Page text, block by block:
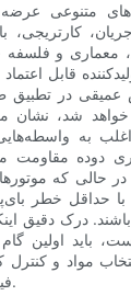
متنوعی
کارتریجی،
معماری و
قابل اعتماد
عمیقی در تطبیق
شد، نشان
به واسطه‌هایی
دوده مقاومت
حالی که
با حداقل خطر
باشند. درک دقیق
باید اولین گام
مواد و
فیلتر بسیار متفاوت است.